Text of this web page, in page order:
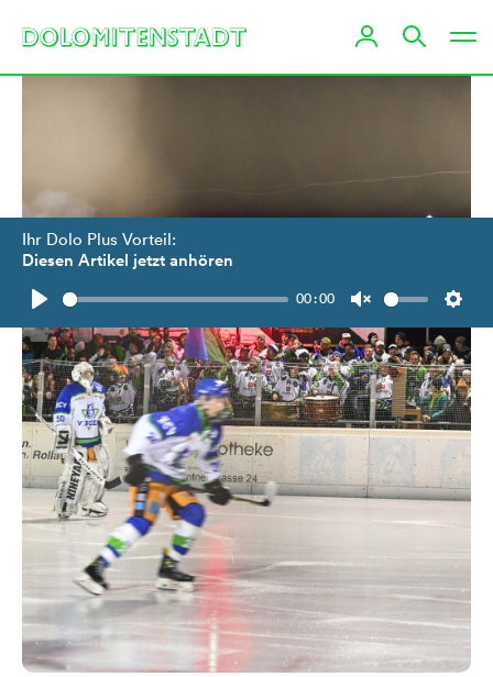
Ihr Dolo Plus Vorteil:
Diesen Artikel jetzt anhören
Play
00:00
Unmute